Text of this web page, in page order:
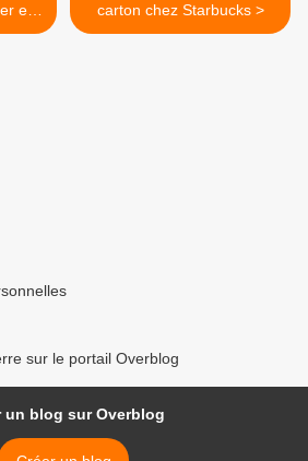
en
carton chez Starbucks >
sur le portail Overblog
un blog sur Overblog